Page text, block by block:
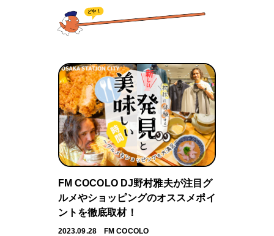
どや！
FM COCOLO DJ野村雅夫が注目グ
ルメやショッピングのオススメポイ
ントを徹底取材！
2023.09.28 FM COCOLO